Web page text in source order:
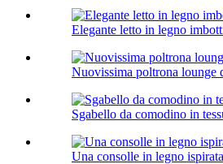
Elegante letto in legno
Nuovissima poltrona lounge
Sgabello da comodino in
Una consolle in legno